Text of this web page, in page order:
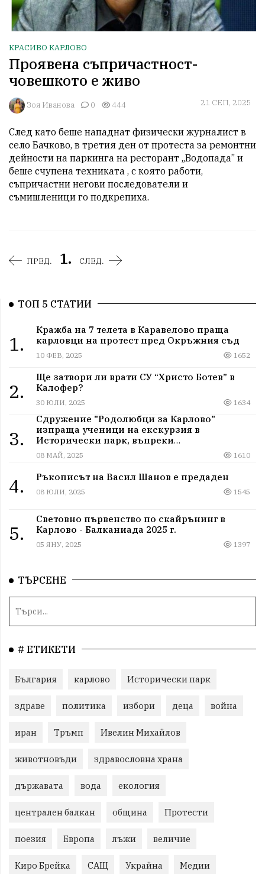
КРАСИВО КАРЛОВО
Проявена съпричастност-
човешкото е живо
Зоя Иванова 0 444 21 СЕП, 2025
След като беше нападнат физически журналист в
село Бачково, в третия ден от протеста за ремонтни
дейности на паркинга на ресторант „Водопада” и
беше счупена техниката , с която работи,
съпричастни негови последователи и
съмишленици го подкрепиха.
ПРЕД. 1. СЛЕД.
ТОП 5 СТАТИИ
1.
Кражба на 7 телета в Каравелово праща
карловци на протест пред Окръжния съд
10 ФЕВ, 2025 1652
2.
Ще затвори ли врати СУ “Христо Ботев” в
Калофер?
30 ЮЛИ, 2025 1634
3.
Сдружение "Родолюбци за Карлово"
изпраща ученици на екскурзия в
Исторически парк, въпреки
дискриминацията
08 МАЙ, 2025 1610
4. Ръкописът на Васил Шанов е предаден
08 ЮЛИ, 2025 1545
5.
Световно първенство по скайрънинг в
Карлово - Балканиада 2025 г.
05 ЯНУ, 2025 1397
ТЪРСЕНЕ
# ЕТИКЕТИ
България карлово Исторически парк
здраве политика избори деца война
иран Тръмп Ивелин Михайлов
животновъди здравословна храна
държавата вода екология
централен балкан община Протести
поезия Европа лъжи величие
Киро Брейка САЩ Украйна Медии